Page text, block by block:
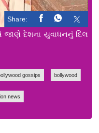
Share:
જાણે દેશના યુવાધનનું દિલ
gossips bollywood
news